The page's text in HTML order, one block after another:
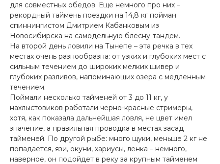
для совместных обедов. Еще немного про них –
рекордный таймень поездки на 14,8 кг пойман
спиннингистом Дмитрием Кабанковым из
Новосибирска на самодельную блесну-тандем.
На второй день ловили на Тынепе – эта речка в тех
местах очень разнообразна: от узких и глубоких мест с
сильным течением до широких мелких шивер и
глубоких разливов, напоминающих озера с медленным
течением.
Поймали несколько тайменей от 3 до 11 кг, у
нахлыстовиков работали черно-красные стримеры,
хотя, как показала дальнейшая ловля, не цвет имел
значение, а правильная проводка в местах засад
тайменей. По другой рыбе: много щуки, меньше 2 кг не
попадается, язи, окуни, хариусы, ленка – немного,
наверное, он подойдет в реку за крупным тайменем